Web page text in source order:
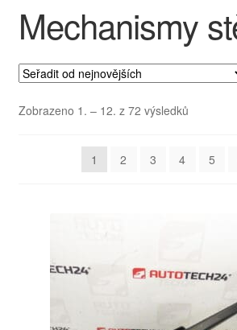
Doprava
Kontakt
Košík
Ochrana osobních údajů
Mechanismy
Zobrazeno 1. – 12. z 72 výsledkůSeřazeno
1
2 3 4 5